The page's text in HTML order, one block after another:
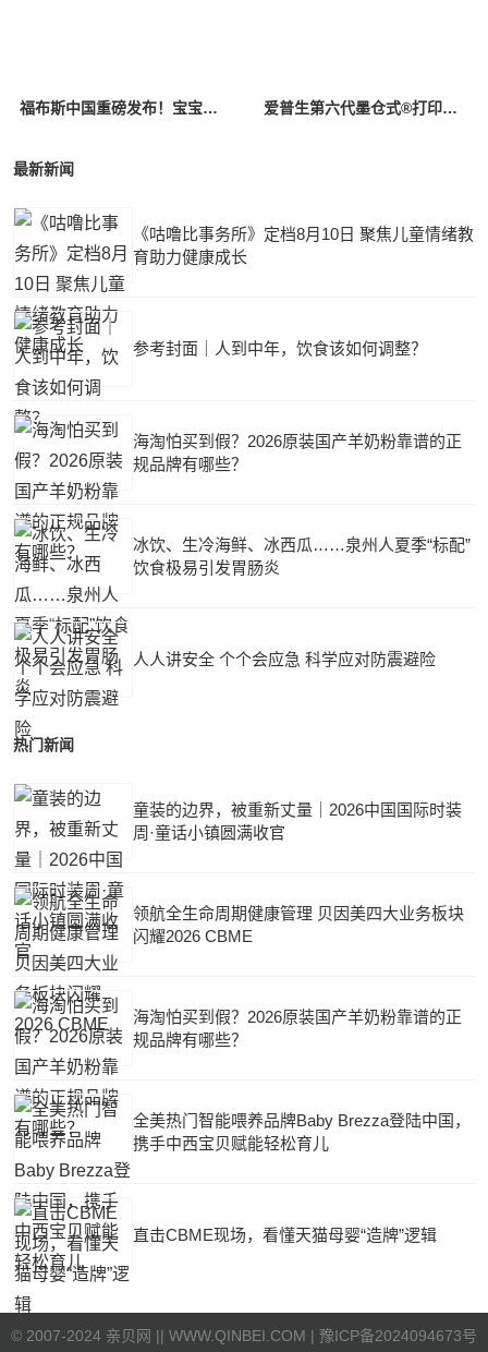
福布斯中国重磅发布！宝宝馋了哈尔滨工厂斩获“年度卓越标杆工厂” 爱普生第六代墨仓式®️打印机重磅上新！三重“超进化”引领家用打印智能新突破
最新新闻
《咕噜比事务所》定档8月10日 聚焦儿童情绪教
育助力健康成长
参考封面｜人到中年，饮食该如何调整？
海淘怕买到假？2026原装国产羊奶粉靠谱的正
规品牌有哪些？
冰饮、生冷海鲜、冰西瓜……泉州人夏季“标配”
饮食极易引发胃肠炎
人人讲安全 个个会应急 科学应对防震避险
热门新闻
童装的边界，被重新丈量｜2026中国国际时装
周·童话小镇圆满收官
领航全生命周期健康管理 贝因美四大业务板块
闪耀2026 CBME
海淘怕买到假？2026原装国产羊奶粉靠谱的正
规品牌有哪些？
全美热门智能喂养品牌Baby Brezza登陆中国，
携手中西宝贝赋能轻松育儿
直击CBME现场，看懂天猫母婴“造牌”逻辑
© 2007-2024 亲贝网 || WWW.QINBEI.COM | 豫ICP备2024094673号